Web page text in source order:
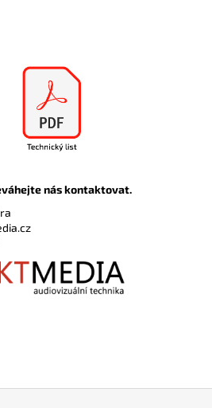
nás kontaktovat.